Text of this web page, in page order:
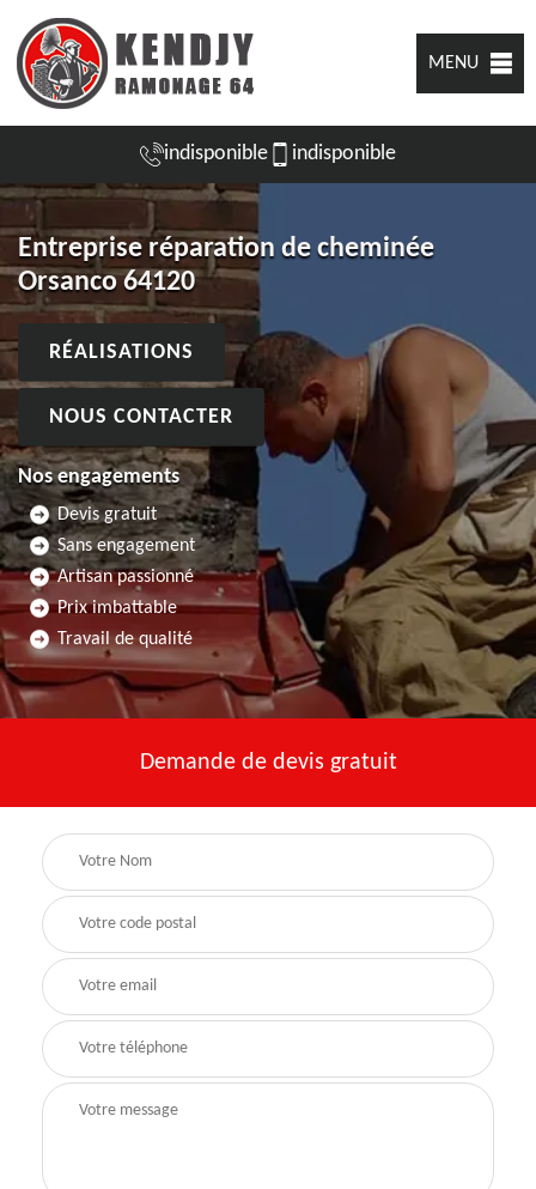
MENU
indisponible indisponible
Entreprise réparation de cheminée
Orsanco 64120
RÉALISATIONS
NOUS CONTACTER
Nos engagements
Devis gratuit
Sans engagement
Artisan passionné
Prix imbattable
Travail de qualité
Demande de devis gratuit